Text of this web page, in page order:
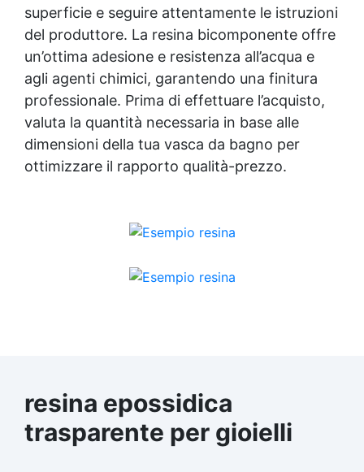
superficie e seguire attentamente le istruzioni
del produttore. La resina bicomponente offre
un’ottima adesione e resistenza all’acqua e
agli agenti chimici, garantendo una finitura
professionale. Prima di effettuare l’acquisto,
valuta la quantità necessaria in base alle
dimensioni della tua vasca da bagno per
ottimizzare il rapporto qualità-prezzo.
resina epossidica
trasparente per gioielli